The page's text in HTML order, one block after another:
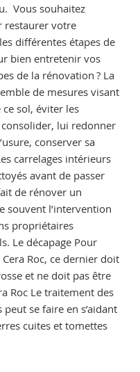
Vous souhaitez
restaurer votre
différentes étapes de
bien entretenir vos
de la rénovation ? La
de mesures visant
sol, éviter les
lui redonner
conserver sa
carrelages intérieurs
avant de passer
de rénover un
souvent l’intervention
propriétaires
Le décapage Pour
Roc, ce dernier doit
et ne doit pas être
Roc Le traitement des
se faire en s’aidant
cuites et tomettes